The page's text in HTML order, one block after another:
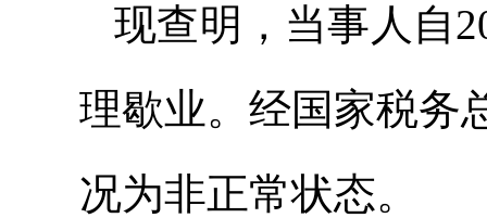
现查明，当事人自
理歇业。经国家税务
况为非正常状态。